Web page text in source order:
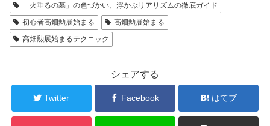
「火垂るの墓」の色づかい、浮かぶリアリズムの徹底ガイド
初心者高畑勲展始まる
高畑勲展始まる
高畑勲展始まるテクニック
シェアする
Twitter Facebook はてブ